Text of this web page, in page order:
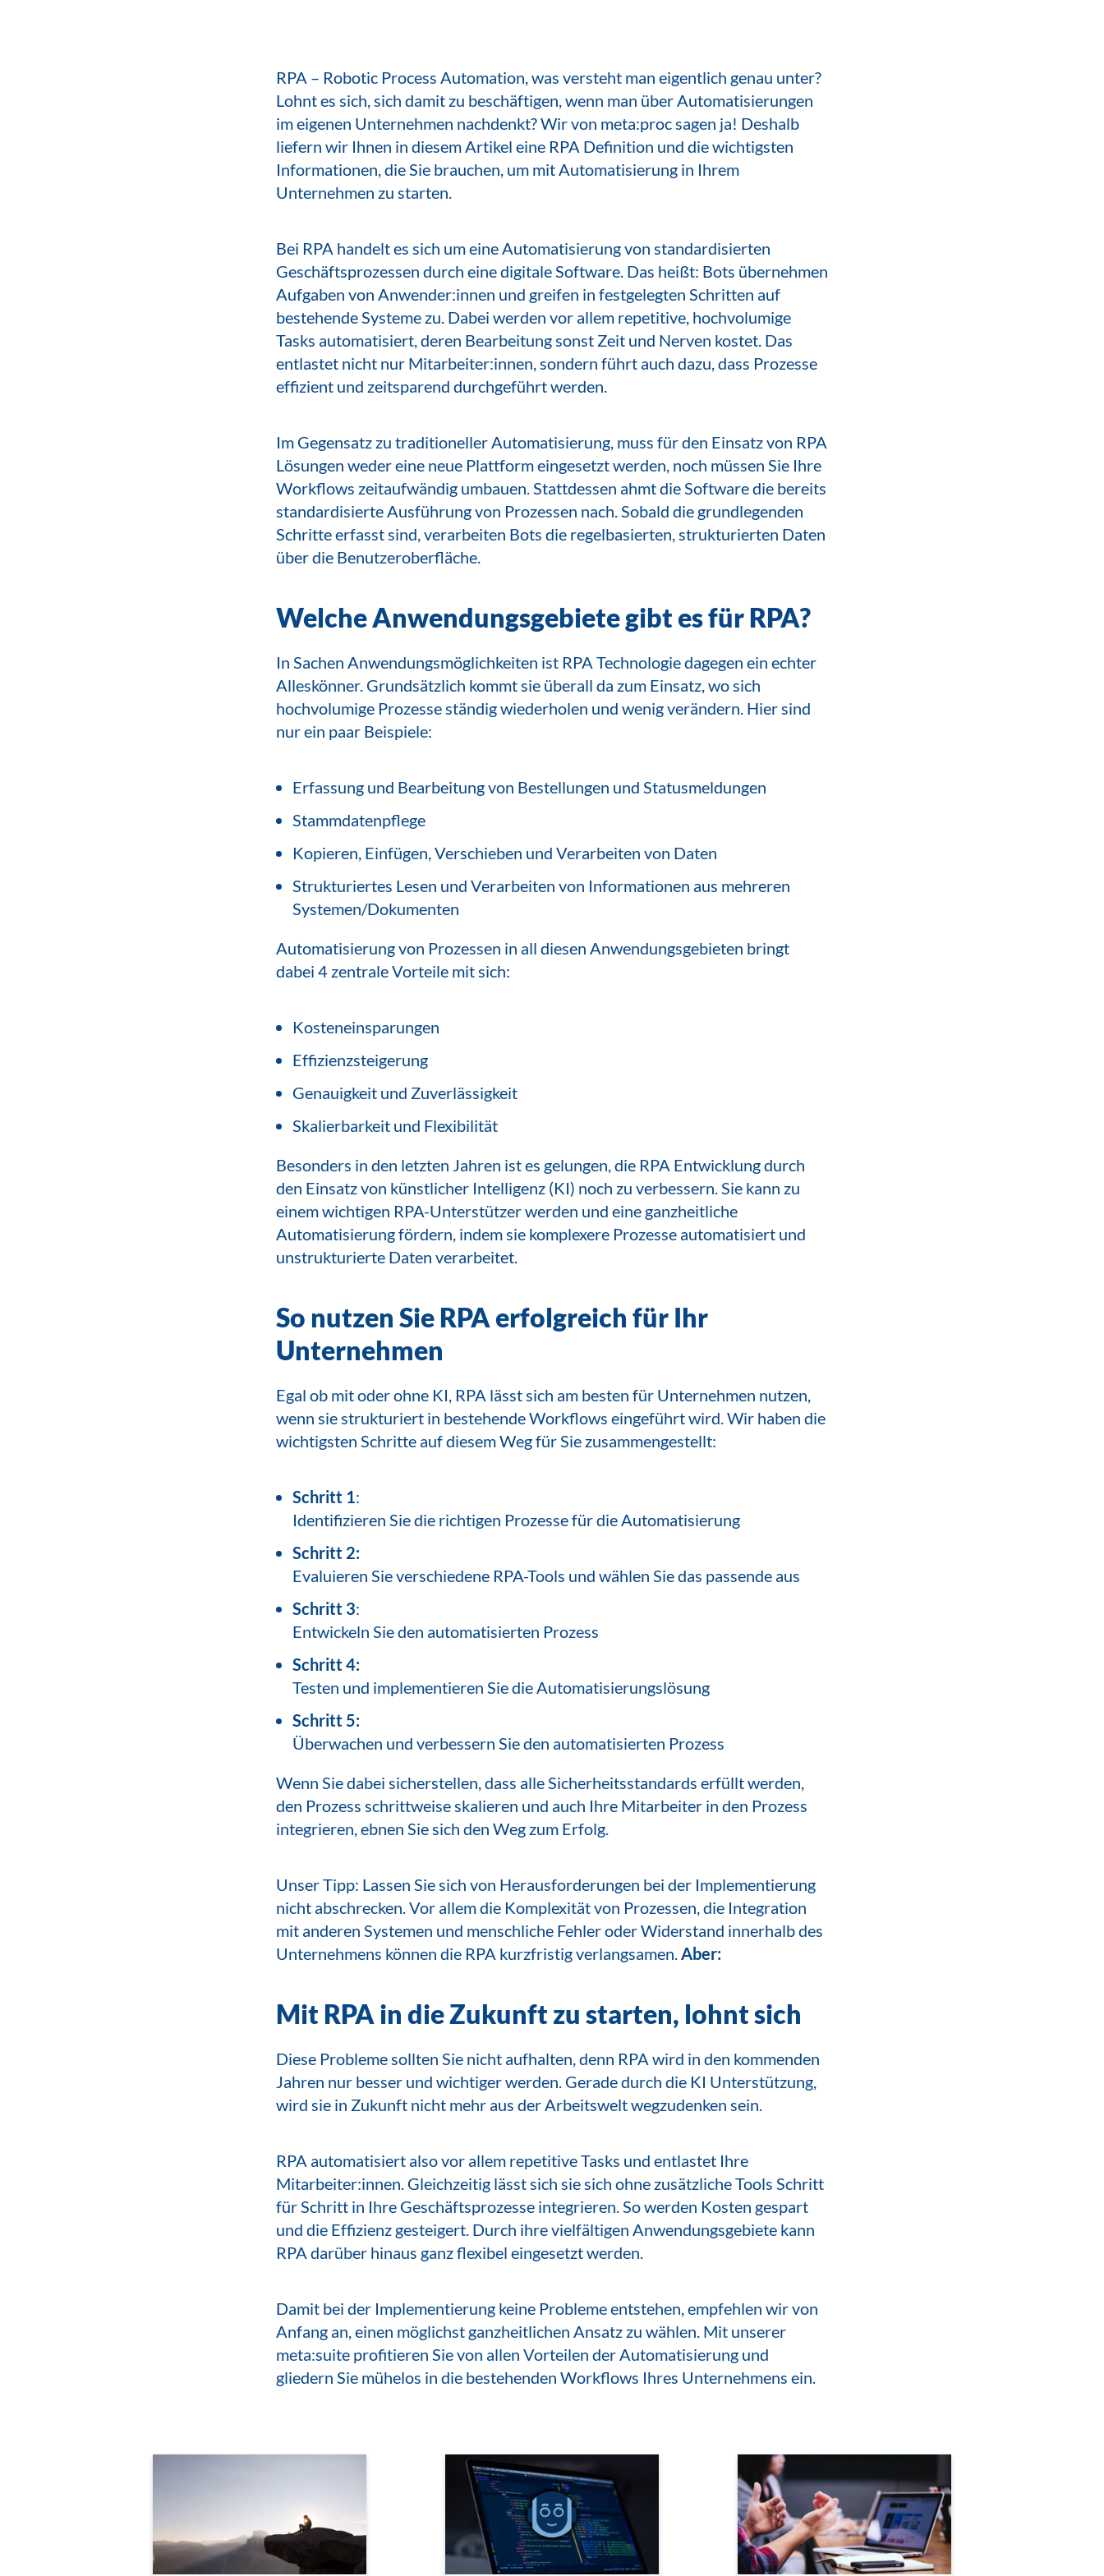
RPA – Robotic Process Automation, was versteht man eigentlich genau unter?
Lohnt es sich, sich damit zu beschäftigen, wenn man über Automatisierungen
im eigenen Unternehmen nachdenkt? Wir von meta:proc sagen ja! Deshalb
liefern wir Ihnen in diesem Artikel eine RPA Definition und die wichtigsten
Informationen, die Sie brauchen, um mit Automatisierung in Ihrem
Unternehmen zu starten.
Bei RPA handelt es sich um eine Automatisierung von standardisierten
Geschäftsprozessen durch eine digitale Software. Das heißt: Bots übernehmen
Aufgaben von Anwender:innen und greifen in festgelegten Schritten auf
bestehende Systeme zu. Dabei werden vor allem repetitive, hochvolumige
Tasks automatisiert, deren Bearbeitung sonst Zeit und Nerven kostet. Das
entlastet nicht nur Mitarbeiter:innen, sondern führt auch dazu, dass Prozesse
effizient und zeitsparend durchgeführt werden.
Im Gegensatz zu traditioneller Automatisierung, muss für den Einsatz von RPA
Lösungen weder eine neue Plattform eingesetzt werden, noch müssen Sie Ihre
Workflows zeitaufwändig umbauen. Stattdessen ahmt die Software die bereits
standardisierte Ausführung von Prozessen nach. Sobald die grundlegenden
Schritte erfasst sind, verarbeiten Bots die regelbasierten, strukturierten Daten
über die Benutzeroberfläche.
Welche Anwendungsgebiete gibt es für RPA?
In Sachen Anwendungsmöglichkeiten ist RPA Technologie dagegen ein echter
Alleskönner. Grundsätzlich kommt sie überall da zum Einsatz, wo sich
hochvolumige Prozesse ständig wiederholen und wenig verändern. Hier sind
nur ein paar Beispiele:
Erfassung und Bearbeitung von Bestellungen und Statusmeldungen
Stammdatenpflege
Kopieren, Einfügen, Verschieben und Verarbeiten von Daten
Strukturiertes Lesen und Verarbeiten von Informationen aus mehreren
Systemen/Dokumenten
Automatisierung von Prozessen in all diesen Anwendungsgebieten bringt
dabei 4 zentrale Vorteile mit sich:
Kosteneinsparungen
Effizienzsteigerung
Genauigkeit und Zuverlässigkeit
Skalierbarkeit und Flexibilität
Besonders in den letzten Jahren ist es gelungen, die RPA Entwicklung durch
den Einsatz von künstlicher Intelligenz (KI) noch zu verbessern. Sie kann zu
einem wichtigen RPA-Unterstützer werden und eine ganzheitliche
Automatisierung fördern, indem sie komplexere Prozesse automatisiert und
unstrukturierte Daten verarbeitet.
So nutzen Sie RPA erfolgreich für Ihr
Unternehmen
Egal ob mit oder ohne KI, RPA lässt sich am besten für Unternehmen nutzen,
wenn sie strukturiert in bestehende Workflows eingeführt wird. Wir haben die
wichtigsten Schritte auf diesem Weg für Sie zusammengestellt:
Schritt 1:
Identifizieren Sie die richtigen Prozesse für die Automatisierung
Schritt 2:
Evaluieren Sie verschiedene RPA-Tools und wählen Sie das passende aus
Schritt 3:
Entwickeln Sie den automatisierten Prozess
Schritt 4:
Testen und implementieren Sie die Automatisierungslösung
Schritt 5:
Überwachen und verbessern Sie den automatisierten Prozess
Wenn Sie dabei sicherstellen, dass alle Sicherheitsstandards erfüllt werden,
den Prozess schrittweise skalieren und auch Ihre Mitarbeiter in den Prozess
integrieren, ebnen Sie sich den Weg zum Erfolg.
Unser Tipp: Lassen Sie sich von Herausforderungen bei der Implementierung
nicht abschrecken. Vor allem die Komplexität von Prozessen, die Integration
mit anderen Systemen und menschliche Fehler oder Widerstand innerhalb des
Unternehmens können die RPA kurzfristig verlangsamen.Aber:
Mit RPA in die Zukunft zu starten, lohnt sich
Diese Probleme sollten Sie nicht aufhalten, denn RPA wird in den kommenden
Jahren nur besser und wichtiger werden. Gerade durch die KI Unterstützung,
wird sie in Zukunft nicht mehr aus der Arbeitswelt wegzudenken sein.
RPA automatisiert also vor allem repetitive Tasks und entlastet Ihre
Mitarbeiter:innen. Gleichzeitig lässt sich sie sich ohne zusätzliche Tools Schritt
für Schritt in Ihre Geschäftsprozesse integrieren. So werden Kosten gespart
und die Effizienz gesteigert. Durch ihre vielfältigen Anwendungsgebiete kann
RPA darüber hinaus ganz flexibel eingesetzt werden.
Damit bei der Implementierung keine Probleme entstehen, empfehlen wir von
Anfang an, einen möglichst ganzheitlichen Ansatz zu wählen. Mit unserer
meta:suite profitieren Sie von allen Vorteilen der Automatisierung und
gliedern Sie mühelos in die bestehenden Workflows Ihres Unternehmens ein.